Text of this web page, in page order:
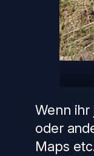
Wenn
oder
Maps